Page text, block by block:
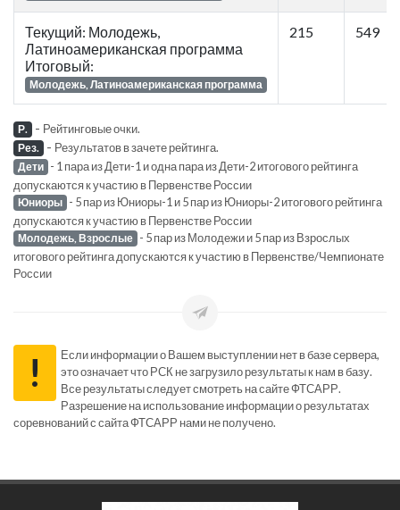
Текущий: Молодежь,
Латиноамериканская программа
Итоговый:
Молодежь, Латиноамериканская программа
215 549
Р. - Рейтинговые очки.
Рез. - Результатов в зачете рейтинга.
Дети - 1 пара из Дети-1 и одна пара из Дети-2 итогового рейтинга
допускаются к участию в Первенстве России
Юниоры - 5 пар из Юниоры-1 и 5 пар из Юниоры-2 итогового рейтинга
допускаются к участию в Первенстве России
Молодежь, Взрослые - 5 пар из Молодежи и 5 пар из Взрослых
итогового рейтинга допускаются к участию в Первенстве/Чемпионате
России
!
Если информации о Вашем выступлении нет в базе сервера,
это означает что РСК не загрузило результаты к нам в базу.
Все результаты следует смотреть на сайте ФТСАРР.
Разрешение на использование информации о результатах
соревнований с сайта ФТСАРР нами не получено.